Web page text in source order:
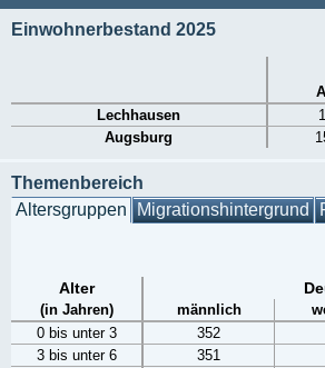
Einwohnerbestand 2025
Lechhausen
Augsburg
Themenbereich
Altersgruppen Migrationshintergrund
Alter
(in Jahren) männlich
0 bis unter 3
352
3 bis unter 6
351